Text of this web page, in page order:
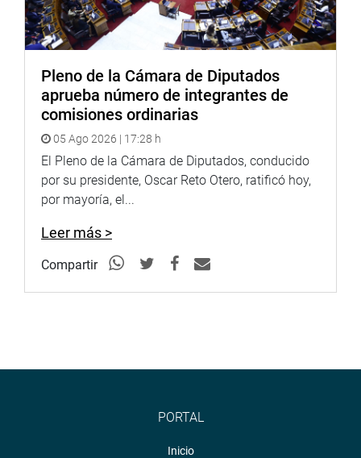
Pleno de la Cámara de Diputados
aprueba número de integrantes de
comisiones ordinarias
05 Ago 2026 | 17:28 h
El Pleno de la Cámara de Diputados, conducido
por su presidente, Oscar Reto Otero, ratificó hoy,
por mayoría, el...
Leer más >
Compartir
PORTAL
Inicio